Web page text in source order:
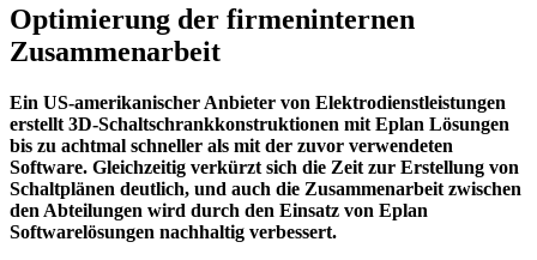
Optimierung der firmeninternen
Zusammenarbeit
Ein US-amerikanischer Anbieter von Elektrodienstleistungen
erstellt 3D-Schaltschrankkonstruktionen mit Eplan Lösungen
bis zu achtmal schneller als mit der zuvor verwendeten
Software. Gleichzeitig verkürzt sich die Zeit zur Erstellung von
Schaltplänen deutlich, und auch die Zusammenarbeit zwischen
den Abteilungen wird durch den Einsatz von Eplan
Softwarelösungen nachhaltig verbessert.